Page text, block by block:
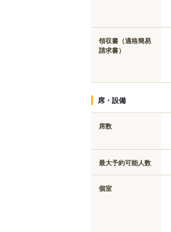
領収書（適格簡易
請求書）
席・設備
席数
最大予約可能人数
個室